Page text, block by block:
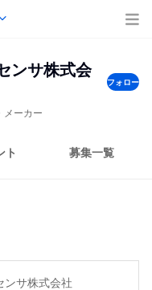
ンサ株式会
フォロー
メーカー
ト 募集一覧
ンサ株式会社